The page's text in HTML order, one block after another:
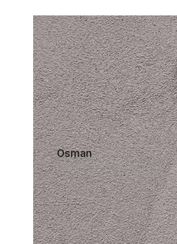
Osman
Gallifortlei 71, 2100 Deurne